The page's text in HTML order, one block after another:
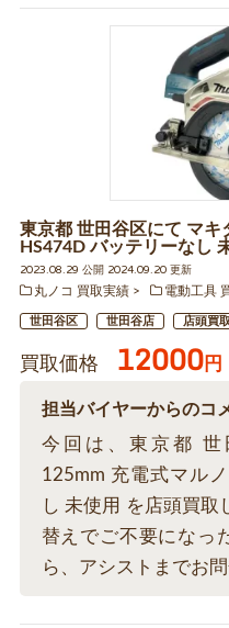
東京都 世田谷区にて マキ
HS474D バッテリーなし
2023.08.29 公開 2024.09.20 更新
丸ノコ 買取実績
電動工具
世田谷区 世田谷店 店頭買
買取価格 12000円
担当バイヤーからのコ
今回は、東京都
125mm 充電式マル
し 未使用 を店頭買取
替えでご不要になっ
ら、アシストまでお問